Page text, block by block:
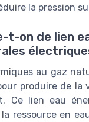
la pression
t-on de lien
au gaz
produire de la
Ce lien eau
ressource en